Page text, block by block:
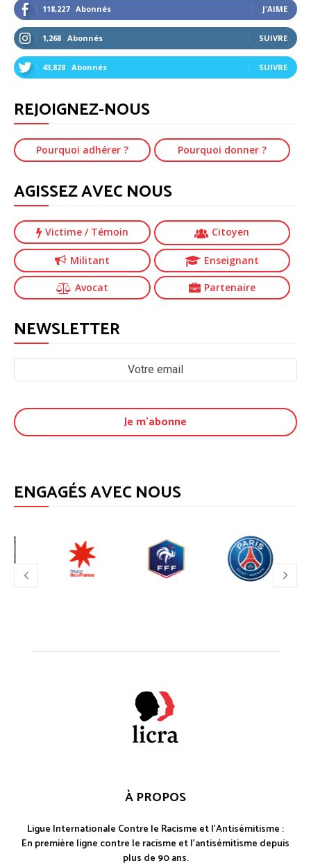
118,227 Abonnés J'AIME
1,268 Abonnés SUIVRE
43,828 Abonnés SUIVRE
REJOIGNEZ-NOUS
Pourquoi adhérer ? Pourquoi donner ?
AGISSEZ AVEC NOUS
Victime / Témoin Citoyen
Militant Enseignant
Avocat Partenaire
NEWSLETTER
ENGAGÉS AVEC NOUS
À PROPOS
Ligue Internationale Contre le Racisme et l'Antisémitisme :
En première ligne contre le racisme et l'antisémitisme depuis
plus de 90 ans.